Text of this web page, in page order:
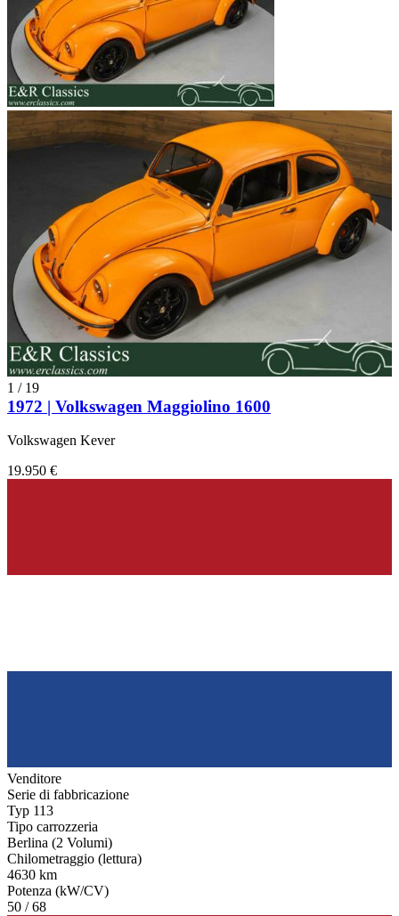
1 / 19
1972 | Volkswagen Maggiolino 1600
Volkswagen Kever
19.950 €
Venditore
Serie di fabbricazione
Typ 113
Tipo carrozzeria
Berlina (2 Volumi)
Chilometraggio (lettura)
4630 km
Potenza (kW/CV)
50 / 68